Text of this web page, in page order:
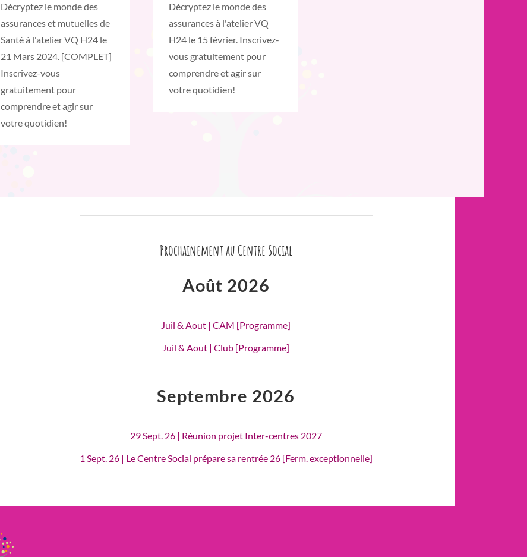
Décryptez le monde des
assurances et mutuelles de
Santé à l'atelier VQ H24 le
21 Mars 2024. [COMPLET]
Inscrivez-vous
gratuitement pour
comprendre et agir sur
votre quotidien!
Décryptez le monde des
assurances à l'atelier VQ
H24 le 15 février. Inscrivez-
vous gratuitement pour
comprendre et agir sur
votre quotidien!
Prochainement au Centre Social
Août 2026
Juil & Aout | CAM [Programme]
Juil & Aout | Club [Programme]
Septembre 2026
29 Sept. 26 | Réunion projet Inter-centres 2027
1 Sept. 26 | Le Centre Social prépare sa rentrée 26 [Ferm. exceptionnelle]